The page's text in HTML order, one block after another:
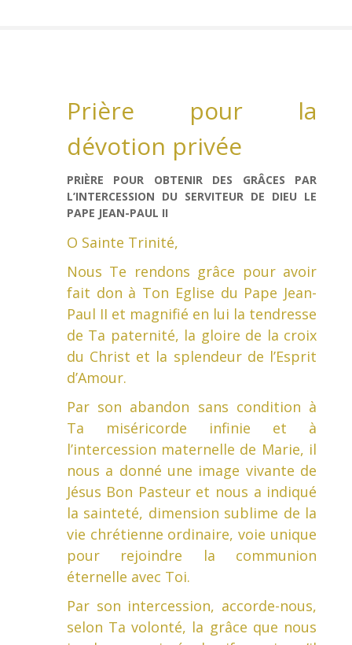
Prière pour la
dévotion privée
PRIÈRE POUR OBTENIR DES GRÂCES PAR
L’INTERCESSION DU SERVITEUR DE DIEU LE
PAPE JEAN-PAUL II
O Sainte Trinité,
Nous Te rendons grâce pour avoir
fait don à Ton Eglise du Pape Jean-
Paul II et magnifié en lui la tendresse
de Ta paternité, la gloire de la croix
du Christ et la splendeur de l’Esprit
d’Amour.
Par son abandon sans condition à
Ta miséricorde infinie et à
l’intercession maternelle de Marie, il
nous a donné une image vivante de
Jésus Bon Pasteur et nous a indiqué
la sainteté, dimension sublime de la
vie chrétienne ordinaire, voie unique
pour rejoindre la communion
éternelle avec Toi.
Par son intercession, accorde-nous,
selon Ta volonté, la grâce que nous